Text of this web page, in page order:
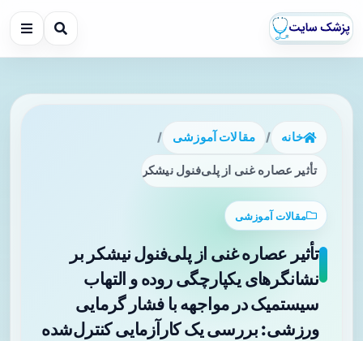
خانه / مقالات آموزشی /
تأثیر عصاره غنی از پلی‌فنول نیشکر بر نشانگرهای یکپارچگی
مقالات آموزشی
تأثیر عصاره غنی از پلی‌فنول نیشکر بر
نشانگرهای یکپارچگی روده و التهاب
سیستمیک در مواجهه با فشار گرمایی
ورزشی: بررسی یک کارآزمایی کنترل‌شده